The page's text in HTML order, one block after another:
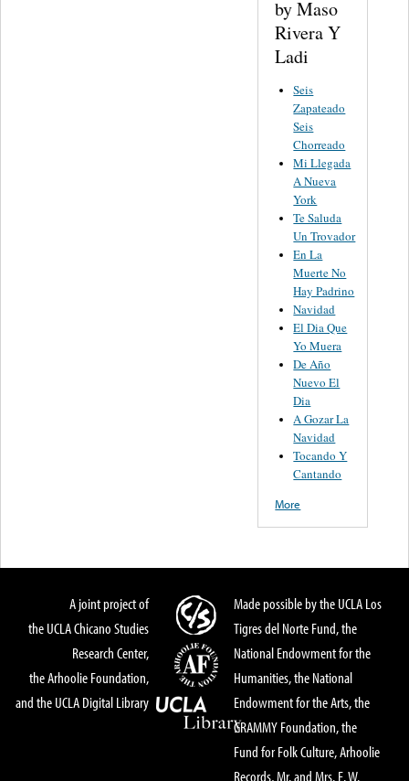
by Maso
Rivera Y
Ladi
Seis
Zapateado
Seis
Chorreado
Mi Llegada
A Nueva
York
Te Saluda
Un Trovador
En La
Muerte No
Hay Padrino
Navidad
El Dia Que
Yo Muera
De Año
Nuevo El
Dia
A Gozar La
Navidad
Tocando Y
Cantando
More
A joint project of
the UCLA Chicano Studies
Research Center,
the Arhoolie Foundation,
and the UCLA Digital Library
Made possible by the UCLA Los
Tigres del Norte Fund, the
National Endowment for the
Humanities, the National
Endowment for the Arts, the
GRAMMY Foundation, the
Fund for Folk Culture, Arhoolie
Records, Mr. and Mrs. E. W.